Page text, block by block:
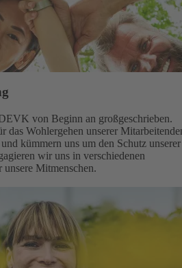
von Beginn an großgeschrieben.
das Wohlergehen unserer
kümmern uns um den Schutz unserer
wir uns in verschiedenen
Mitmenschen.